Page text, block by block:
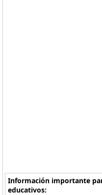
Información importante
educativos: